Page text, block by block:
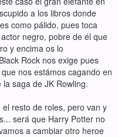
a los libros donde
como pálido, pues toca
negro, pobre de él que
y encima os lo
Rock nos exige pues
nos estámos cagando en
saga de JK Rowling.
resto de roles, pero van y
será que Harry Potter no
a cambiar otro heroe